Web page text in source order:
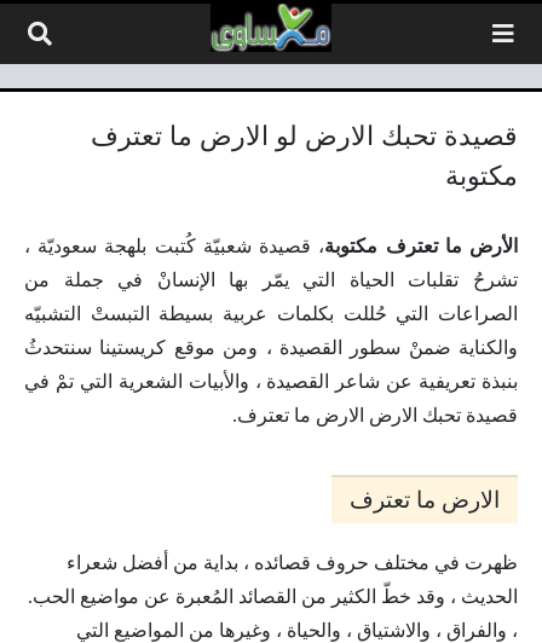
قصيدة تحبك الارض لو الارض ما تعترف
مكتوبة
الأرض ما تعترف مكتوبة، قصيدة شعبيّة كُتبت بلهجة سعوديّة ،
تشرحُ تقلبات الحياة التي يمّر بها الإنسانْ في جملة من
الصراعات التي حُللت بكلمات عربية بسيطة التبستْ التشبيّه
والكناية ضمنْ سطور القصيدة ، ومن موقع كريستينا سنتحدثُ
بنبذة تعريفية عن شاعر القصيدة ، والأبيات الشعرية التي تمْ في
قصيدة تحبك الارض الارض ما تعترف.
الارض ما تعترف
ظهرت في مختلف حروف قصائده ، بداية من أفضل شعراء
الحديث ، وقد خطّ الكثير من القصائد المُعبرة عن مواضيع الحب.
، والفراق ، والاشتياق ، والحياة ، وغيرها من المواضيع التي